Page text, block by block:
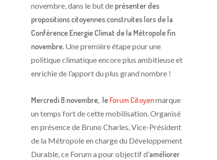
novembre, dans le but de présenter des
propositions citoyennes construites lors de la
Conférence Energie Climat de la Métropole fin
novembre. Une première étape pour une
politique climatique encore plus ambitieuse et
enrichie de l’apport du plus grand nombre !
Mercredi 8 novembre, le Forum Citoyenmarque
un temps fort de cette mobilisation. Organisé
en présence de Bruno Charles, Vice-Président
de la Métropole en charge du Développement
Durable, ce Forum a pour objectif d’améliorer